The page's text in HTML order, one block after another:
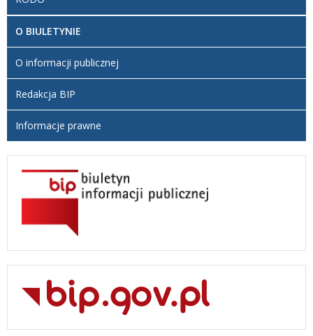
O BIULETYNIE
O informacji publicznej
Redakcja BIP
Informacje prawne